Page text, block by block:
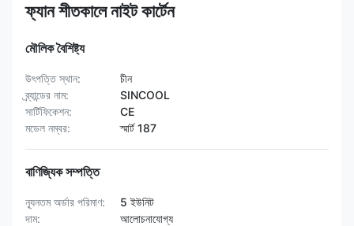
ফ্যান শীতকালে নাইট কার্টেন
মৌলিক বৈশিষ্ট্য
উৎপত্তি স্থান:
চীন
ব্র্যান্ডের নাম:
SINCOOL
সার্টিফিকেশন:
CE
মডেল নম্বর:
স্মার্ট 187
বাণিজ্যিক সম্পত্তি
ন্যূনতম অর্ডার পরিমাণ:
5 ইউনিট
দাম:
আলোচনাযোগ্য